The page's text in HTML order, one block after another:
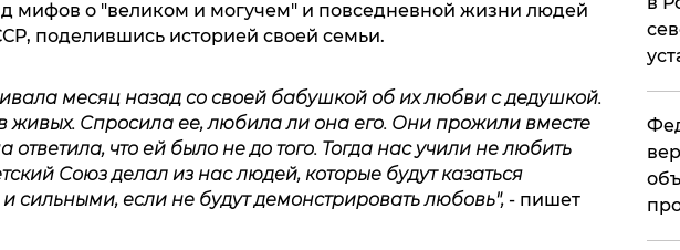
мифов о "великом и могучем" и повседневной жизни людей
поделившись историей своей семьи.
месяц назад со своей бабушкой об их любви с дедушкой.
живых. Спросила ее, любила ли она его. Они прожили вместе
ответила, что ей было не до того. Тогда нас учили не любить
Союз делал из нас людей, которые будут казаться
сильными, если не будут демонстрировать любовь",- пишет